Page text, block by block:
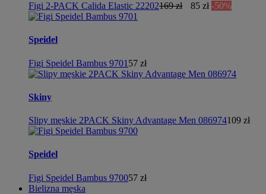
Figi 2-PACK Calida Elastic 22202169 zł 85 zł -50%
Speidel
Figi Speidel Bambus 9701 57 zł
Skiny
Slipy męskie 2PACK Skiny Advantage Men 086974109 zł
Speidel
Figi Speidel Bambus 970057 zł
Bielizna męska